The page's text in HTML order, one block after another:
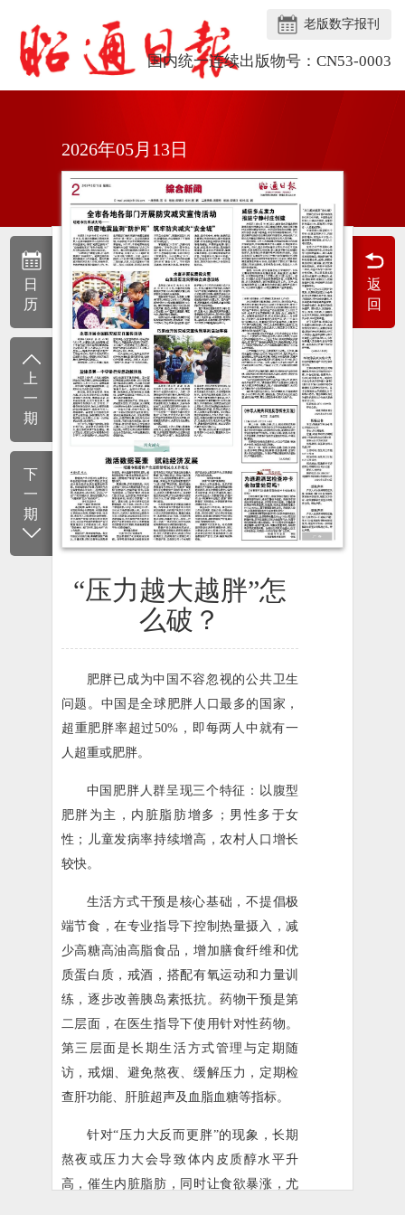
老版数字报刊
国内统一连续出版物号：CN53-0003
日
历
上
一
期
下
一
期
返
回
2026年05月13日
“压力越大越胖”怎
么破？
肥胖已成为中国不容忽视的公共卫生
问题。中国是全球肥胖人口最多的国家，
超重肥胖率超过50%，即每两人中就有一
人超重或肥胖。
中国肥胖人群呈现三个特征：以腹型
肥胖为主，内脏脂肪增多；男性多于女
性；儿童发病率持续增高，农村人口增长
较快。
生活方式干预是核心基础，不提倡极
端节食，在专业指导下控制热量摄入，减
少高糖高油高脂食品，增加膳食纤维和优
质蛋白质，戒酒，搭配有氧运动和力量训
练，逐步改善胰岛素抵抗。药物干预是第
二层面，在医生指导下使用针对性药物。
第三层面是长期生活方式管理与定期随
访，戒烟、避免熬夜、缓解压力，定期检
查肝功能、肝脏超声及血脂血糖等指标。
针对“压力大反而更胖”的现象，长期
熬夜或压力大会导致体内皮质醇水平升
高，催生内脏脂肪，同时让食欲暴涨，尤